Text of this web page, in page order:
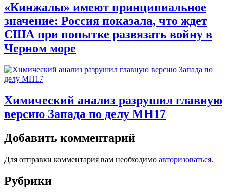
«Кинжалы» имеют принципиальное
значение: Россия показала, что ждет
США при попытке развязать войну в
Черном море
Химический анализ разрушил главную
версию Запада по делу MH17
Добавить комментарий
Для отправки комментария вам необходимо авторизоваться.
Рубрики